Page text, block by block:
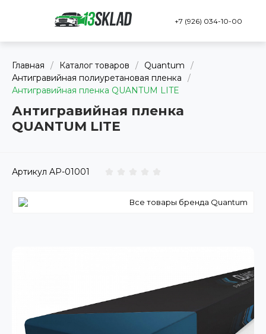
+7 (926) 034-10-00
Главная / Каталог товаров / Quantum
/
Антигравийная полиуретановая пленка
/
Антигравийная пленка QUANTUM LITE
Антигравийная пленка
QUANTUM LITE
Артикул AP-01001
Все товары бренда Quantum